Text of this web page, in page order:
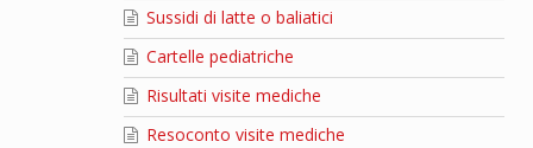
Sussidi di latte o baliatici
Cartelle pediatriche
Risultati visite mediche
Resoconto visite mediche